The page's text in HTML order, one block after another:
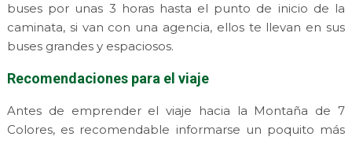
buses por unas 3 horas hasta el punto de inicio de la
caminata, si van con una agencia, ellos te llevan en sus
buses grandes y espaciosos.
Recomendaciones para el viaje
Antes de emprender el viaje hacia la Montaña de 7
Colores, es recomendable informarse un poquito más